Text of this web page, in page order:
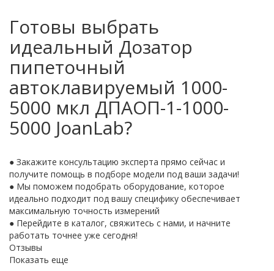
Готовы выбрать
идеальный Дозатор
пипеточный
автоклавируемый 1000-
5000 мкл ДПАОП-1-1000-
5000 JoanLab?
● Закажите консультацию эксперта прямо сейчас и
получите помощь в подборе модели под ваши задачи!
● Мы поможем подобрать оборудование, которое
идеально подходит под вашу специфику обеспечивает
максимальную точность измерений
● Перейдите в каталог, свяжитесь с нами, и начните
работать точнее уже сегодня!
Отзывы
Показать еще